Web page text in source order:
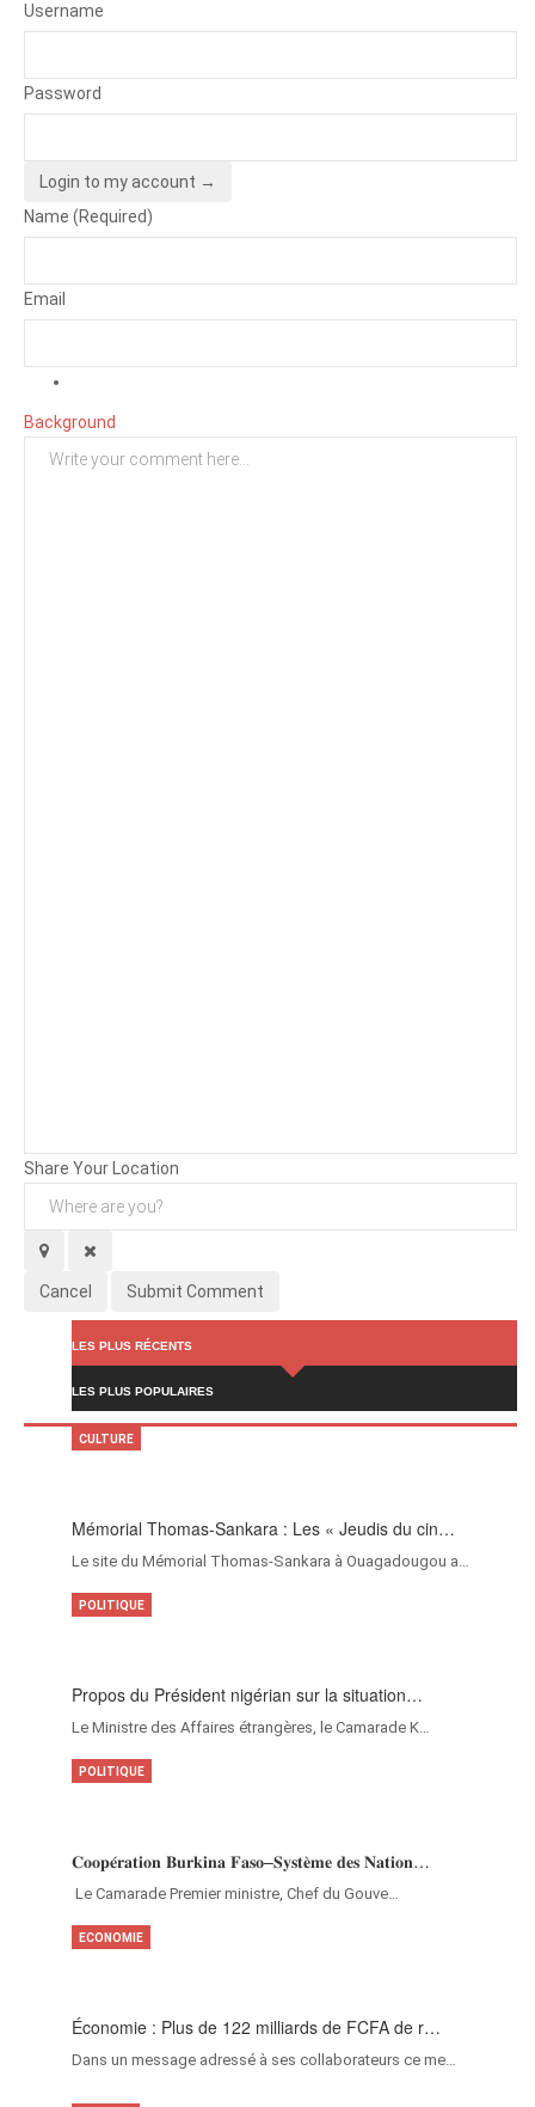
Username
Password
Login to my account →
Name (Required)
Email
Background
Share Your Location
Cancel Submit Comment
LES PLUS RÉCENTS
LES PLUS POPULAIRES
Mémorial Thomas-Sankara : Les « Jeudis du cin…
Le site du Mémorial Thomas-Sankara à Ouagadougou a…
CULTURE
Propos du Président nigérian sur la situation…
Le Ministre des Affaires étrangères, le Camarade K…
POLITIQUE
𝐂𝐨𝐨𝐩𝐞́𝐫𝐚𝐭𝐢𝐨𝐧 𝐁𝐮𝐫𝐤𝐢𝐧𝐚 𝐅𝐚𝐬𝐨–𝐒𝐲𝐬𝐭𝐞̀𝐦𝐞 𝐝𝐞𝐬 𝐍𝐚𝐭𝐢𝐨𝐧…
‎Le Camarade Premier ministre, Chef du Gouve…
POLITIQUE
Économie : Plus de 122 milliards de FCFA de r…
Dans un message adressé à ses collaborateurs ce me…
ECONOMIE